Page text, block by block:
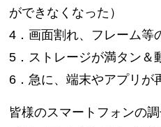
ができなくなった）
4．画面割れ、フレーム等
5．ストレージが満タン＆
6．急に、端末やアプリが
皆様のスマートフォンの